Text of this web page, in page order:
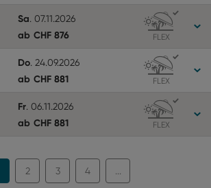
Sa. 07.11.2026
ab CHF 876 FLEX
Do. 24.09.2026
ab CHF 881 FLEX
Fr. 06.11.2026
ab CHF 881 FLEX
2 3 4